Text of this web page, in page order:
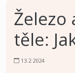
Železo
těle:
13.2.2024